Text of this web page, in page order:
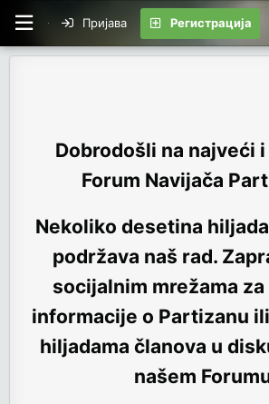
Пријава Регистрација
Dobrodošli na najveći
Forum Navijača
Nekoliko desetina
podržava naš rad.
socijalnim mrežama
informacije o Partizanu
hiljadama članova u
našem